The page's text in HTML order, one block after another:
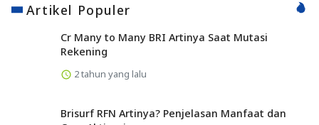
Artikel Populer
Cr Many to Many BRI Artinya Saat Mutasi
Rekening
2 tahun yang lalu
Brisurf RFN Artinya? Penjelasan Manfaat dan